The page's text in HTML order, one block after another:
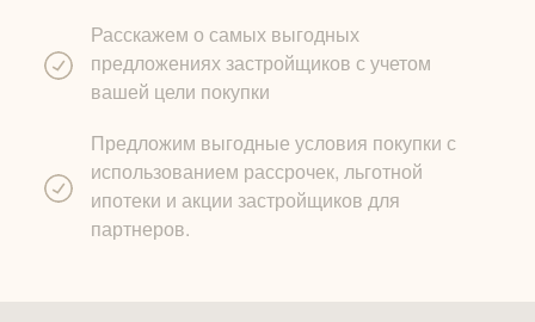
Предложим выгодные условия покупки с
использованием рассрочек, льготной
ипотеки и акции застройщиков для
партнеров.
Расскажем о самых выгодных
предложениях застройщиков с учетом
вашей цели покупки